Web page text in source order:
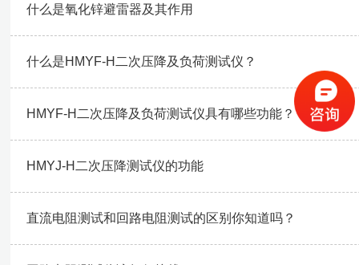
什么是氧化锌避雷器及其作用
什么是HMYF-H二次压降及负荷测试仪？
HMYF-H二次压降及负荷测试仪具有哪些功能？
HMYJ-H二次压降测试仪的功能
直流电阻测试和回路电阻测试的区别你知道吗？